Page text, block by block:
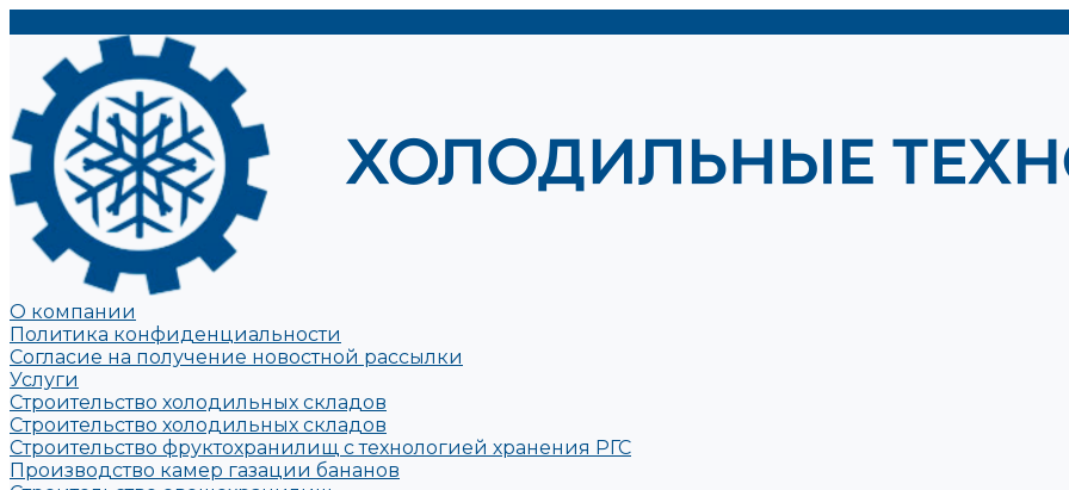
О компании
Политика конфиденциальности
Согласие на получение новостной рассылки
Услуги
Строительство холодильных складов
Строительство холодильных складов
Строительство фруктохранилищ с технологией хранения РГС
Производство камер газации бананов